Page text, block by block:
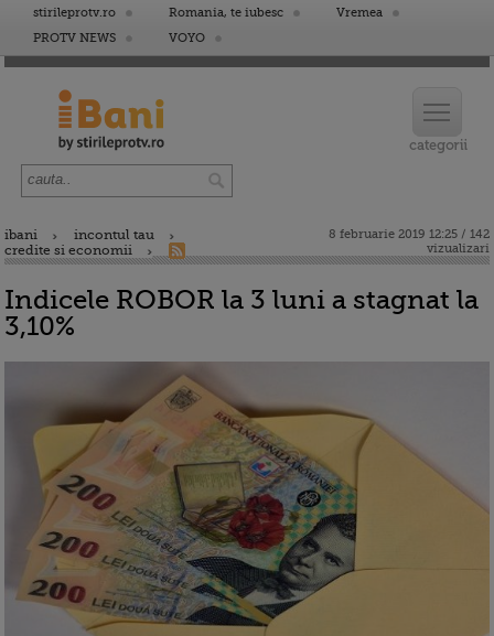
stirileprotv.ro Romania, te iubesc
Vremea
PROTV NEWS
VOYO
ibani
incontul tau
credite si economii
8 februarie 2019 12:25 / 142
vizualizari
Indicele ROBOR la 3 luni a stagnat la
3,10%